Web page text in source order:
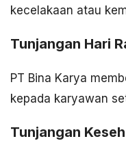
kecelakaan atau
Tunjangan Hari
PT Bina Karya
kepada karyawan
Tunjangan